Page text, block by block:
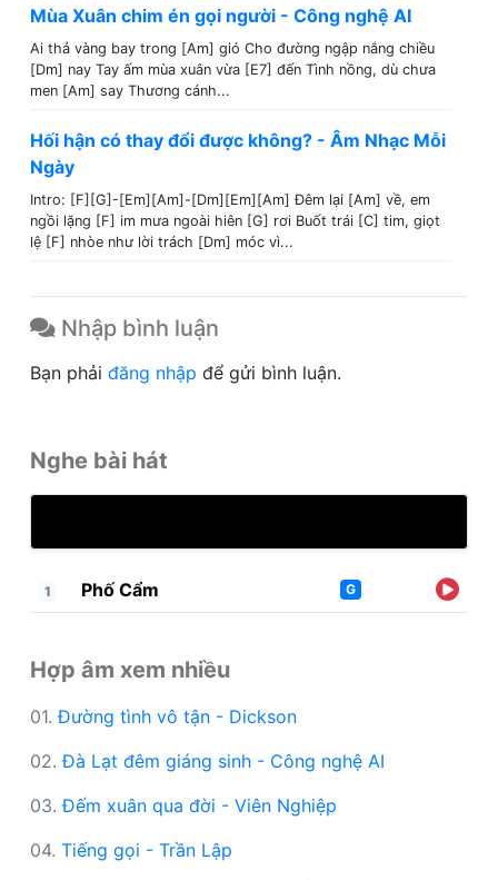
Mùa Xuân chim én gọi người - Công nghệ AI
Ai thả vàng bay trong [Am] gió Cho đường ngập nắng chiều
[Dm] nay Tay ấm mùa xuân vừa [E7] đến Tình nồng, dù chưa
men [Am] say Thương cánh...
Hối hận có thay đổi được không? - Âm Nhạc Mỗi
Ngày
Intro: [F][G]-[Em][Am]-[Dm][Em][Am] Đêm lại [Am] về, em
ngồi lặng [F] im mưa ngoài hiên [G] rơi Buốt trái [C] tim, giọt
lệ [F] nhòe như lời trách [Dm] móc vì...
Nhập bình luận
Bạn phải đăng nhập để gửi bình luận.
Nghe bài hát
1 Phố Cẩm G
Hợp âm xem nhiều
01.Đường tình vô tận - Dickson
02.Đà Lạt đêm giáng sinh - Công nghệ AI
03.Đếm xuân qua đời - Viên Nghiệp
04. Tiếng gọi - Trần Lập